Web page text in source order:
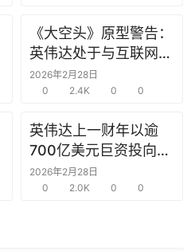
《大空头》原型警告：
英伟达处于与互联网泡
沫时期思科同样的“危
险境地”
2026年2月28日
0
2.4K 0 0
英伟达上一财年以逾
700亿美元巨资投向合
作方，竭力巩固AI芯片
需求
2026年2月28日
0
2.0K 0 0